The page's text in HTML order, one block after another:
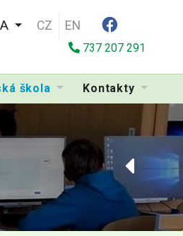
CZ EN
737 207 291
škola Kontakty